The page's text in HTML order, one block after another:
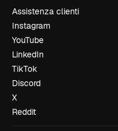
Assistenza clienti
Instagram
YouTube
LinkedIn
TikTok
Discord
X
Reddit